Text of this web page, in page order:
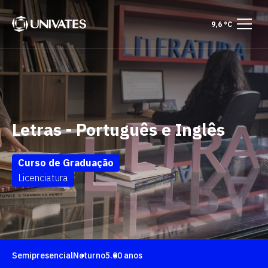
9,6 °C
Letras - Português e Inglês
Curso de Graduação
Licenciatura
SemipresencialNoturno5.00 anos